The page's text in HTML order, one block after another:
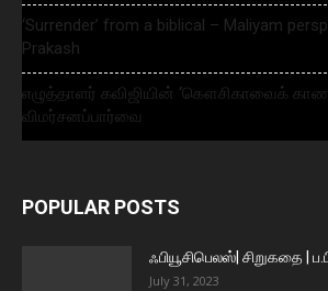
‘Surrender’ from a biblical – Maliyam
Prakash
எழுத்தாளர் கவிஜியின் ‘கௌசிகாவைக்
விமர்சனப்பார்வை
POPULAR POSTS
ஃபியூசிபெலஸ்| சிறுகதை |
July 31, 2023